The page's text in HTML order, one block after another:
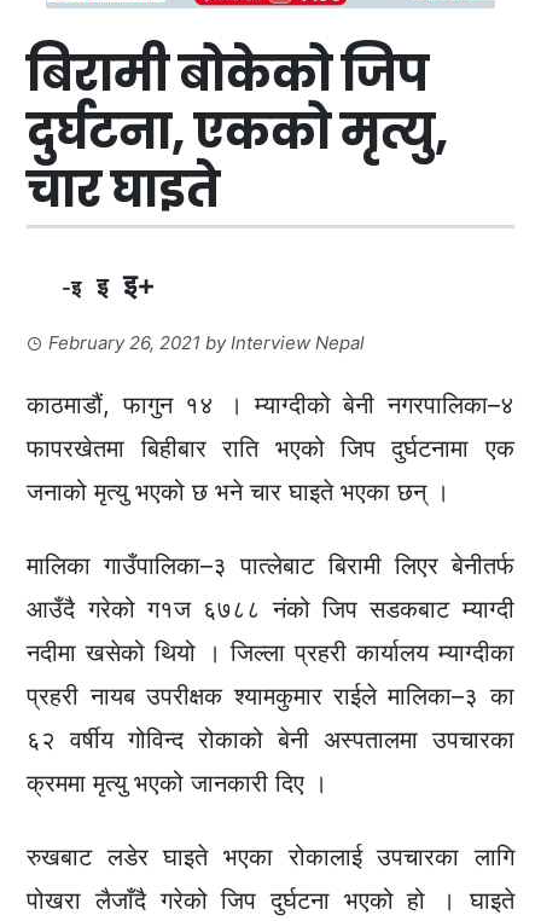
बिरामी बोकेको जिप
दुर्घटना, एकको मृत्यु,
चार घाइते
-इ इ इ+
February 26, 2021 byInterview Nepal
काठमाडौं, फागुन १४ । म्याग्दीको बेनी नगरपालिका–४
फापरखेतमा बिहीबार राति भएको जिप दुर्घटनामा एक
जनाको मृत्यु भएको छ भने चार घाइते भएका छन् ।
मालिका गाउँपालिका–३ पात्लेबाट बिरामी लिएर बेनीतर्फ
आउँदै गरेको ग१ज ६७८८ नंको जिप सडकबाट म्याग्दी
नदीमा खसेको थियो । जिल्ला प्रहरी कार्यालय म्याग्दीका
प्रहरी नायब उपरीक्षक श्यामकुमार राईले मालिका–३ का
६२ वर्षीय गोविन्द रोकाको बेनी अस्पतालमा उपचारका
क्रममा मृत्यु भएको जानकारी दिए ।
रुखबाट लडेर घाइते भएका रोकालाई उपचारका लागि
पोखरा लैजाँदै गरेको जिप दुर्घटना भएको हो । घाइते